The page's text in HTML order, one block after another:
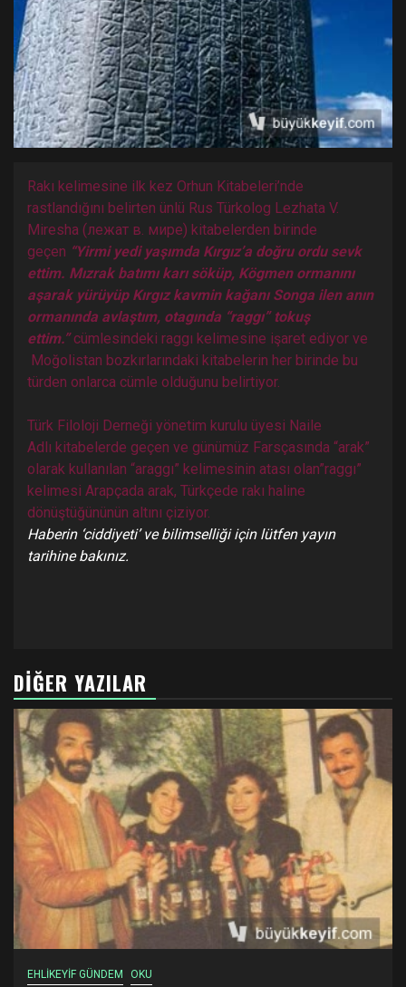
Rakı kelimesine ilk kez Orhun Kitabeleri’nde
rastlandığını belirten ünlü Rus Türkolog Lezhata V.
Miresha (лежат в. мире) kitabelerden birinde
geçen “Yirmi yedi yaşımda Kırgız’a doğru ordu sevk
ettim. Mızrak batımı karı söküp, Kögmen ormanını
aşarak yürüyüp Kırgız kavmin kağanı Songa ilen anın
ormanında avlaştım, otagında “raggı” tokuş
ettim.”cümlesindeki raggı kelimesine işaret ediyor ve
Moğolistan bozkırlarındaki kitabelerin her birinde bu
türden onlarca cümle olduğunu belirtiyor.
Türk Filoloji Derneği yönetim kurulu üyesi Naile
Adlı kitabelerde geçen ve günümüz Farsçasında “arak”
olarak kullanılan “araggı” kelimesinin atası olan”raggı”
kelimesi Arapçada arak, Türkçede rakı haline
dönüştüğününün altını çiziyor.
Haberin ‘ciddiyeti’ ve bilimselliği için lütfen yayın
tarihine bakınız.
DIĞER YAZILAR
EHLİKEYİF GÜNDEM OKU